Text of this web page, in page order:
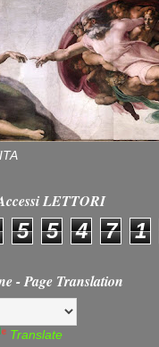
LETTORI
5 5 4 7 1
- Page Translation
Translate